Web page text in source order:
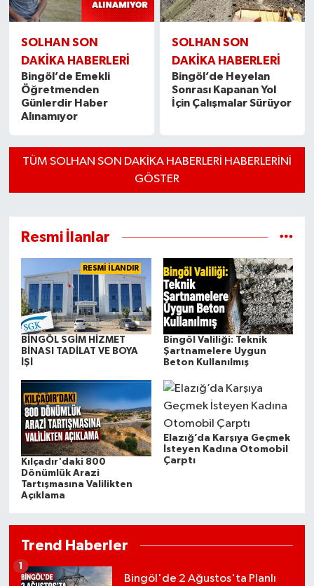
SOLHAN SON
DAKIKA HABERLERI
Bingöl’de Emekli
Öğretmenden
Günlerdir Haber
Alınamıyor
SOLHAN SON
DAKIKA HABERLERI
Bingöl’de Heyelan
Sonrası Kapanan Yol
İçin Çalışmalar Sürüyor
TÜM SOLHAN SON DAKIKA HABERLERI HABERLERINI
GÖSTER
Resmi İlanlar
RESMİ İLANDIR
BİNGÖL SGİM HİZMET
BİNASI TADİLAT VE BOYA
İŞİ
Bingöl Valiliği: Teknik
Şartnamelere Uygun
Beton Kullanılmış
Kılçadır'daki 800
Dönümlük Arazi
Tartışmasına Valilikten
Açıklama
Elazığ’da Karşıya Geçmek
İsteyen Kadına Otomobil
Çarptı
Trend Haberler
Bingöl'de 2 Ağustos'ta Planlı
1